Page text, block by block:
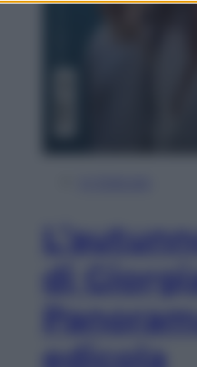
di Giorgia
edicola